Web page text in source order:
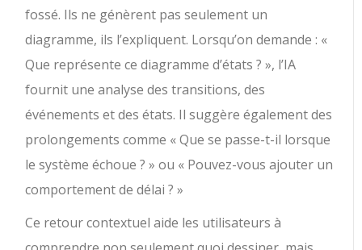
fossé. Ils ne génèrent pas seulement un
diagramme, ils l’expliquent. Lorsqu’on demande : «
Que représente ce diagramme d’états ? », l’IA
fournit une analyse des transitions, des
événements et des états. Il suggère également des
prolongements comme « Que se passe-t-il lorsque
le système échoue ? » ou « Pouvez-vous ajouter un
comportement de délai ? »
Ce retour contextuel aide les utilisateurs à